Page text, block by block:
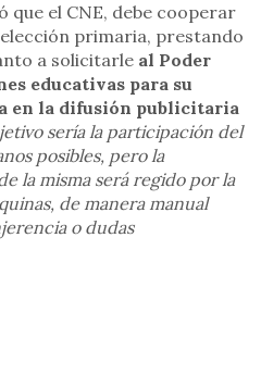
que el CNE, debe cooperar
primaria, prestando
a solicitarle al Poder
educativas para su
en la difusión publicitaria
sería la participación del
posibles, pero la
la misma será regido por la
de manera manual
o dudas